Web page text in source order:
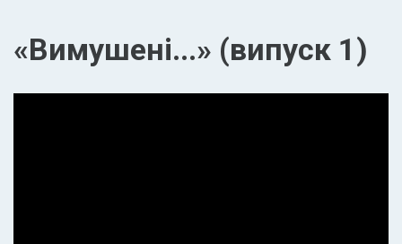
«Вимушені...» (випуск 1)